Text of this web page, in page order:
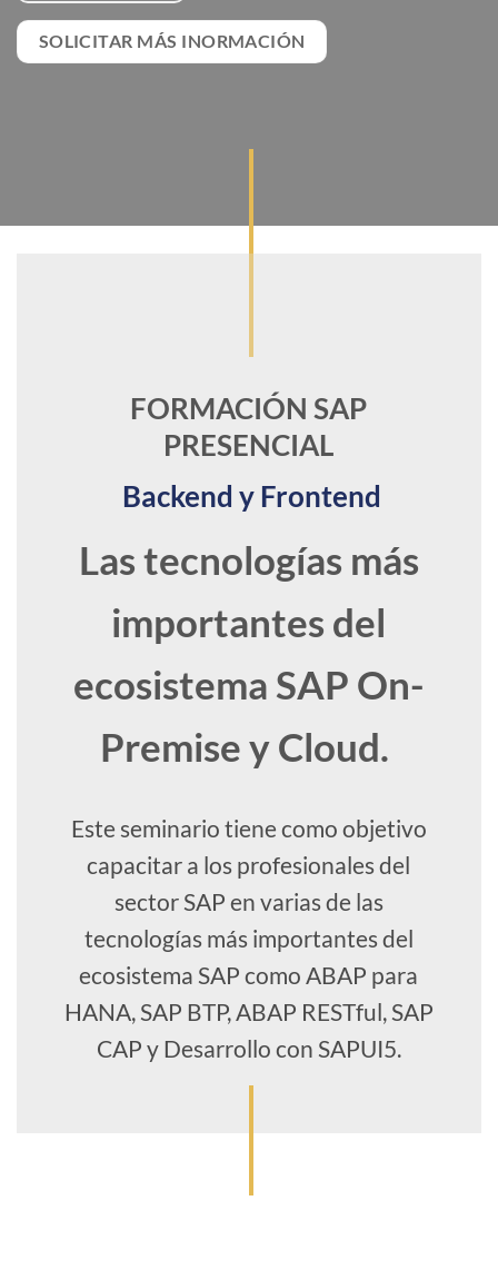
SOLICITAR MÁS INORMACIÓN
FORMACIÓN SAP
PRESENCIAL
Backend y Frontend
Las tecnologías más
importantes del
ecosistema SAP On-
Premise y Cloud.
Este seminario tiene como objetivo
capacitar a los profesionales del
sector SAP en varias de las
tecnologías más importantes del
ecosistema SAP como ABAP para
HANA, SAP BTP, ABAP RESTful, SAP
CAP y Desarrollo con SAPUI5.